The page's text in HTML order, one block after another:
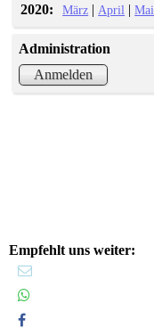
2020: März | April |Mai
Administration
Anmelden
Empfehlt uns weiter: